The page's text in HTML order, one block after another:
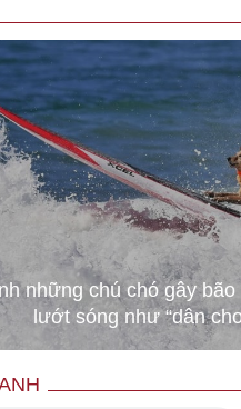
nghìn người chạy thi
bảo vệ môi trường ở